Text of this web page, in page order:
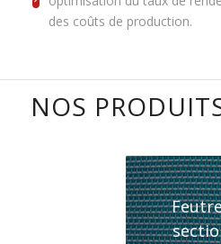
des coûts de production.
NOS